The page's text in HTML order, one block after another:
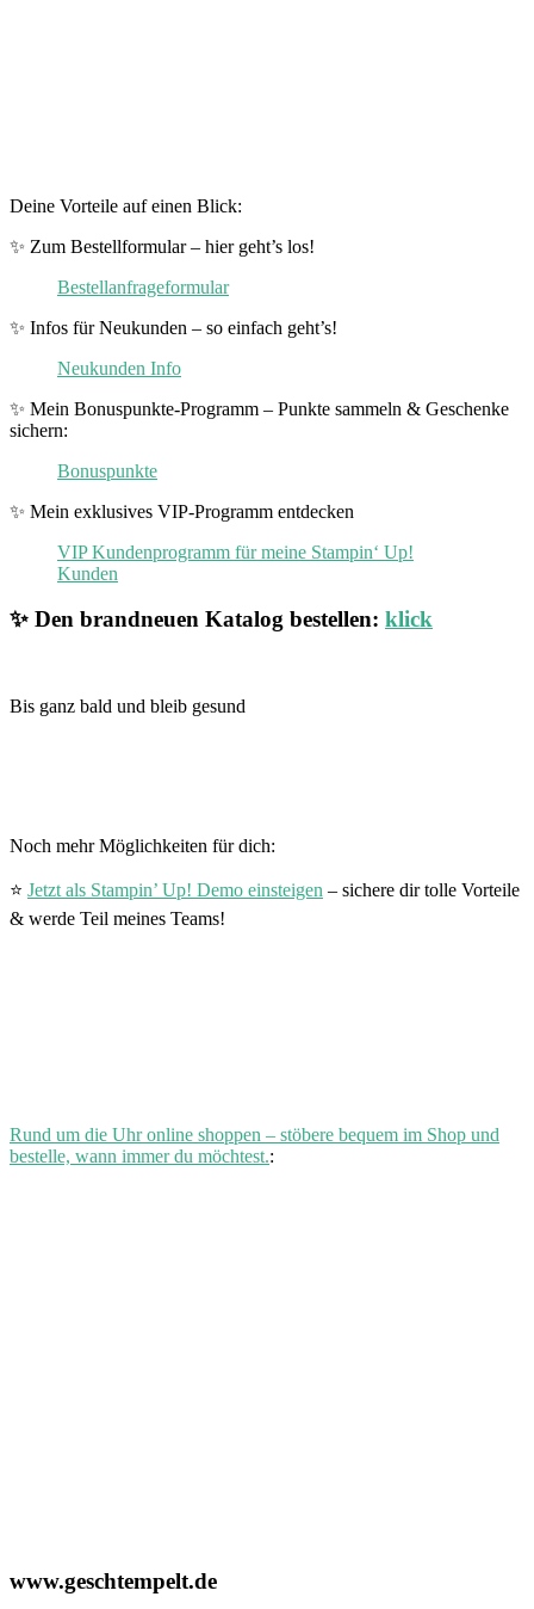
Deine Vorteile auf einen Blick:
✨ Zum Bestellformular – hier geht’s los!
Bestellanfrageformular
✨ Infos für Neukunden – so einfach geht’s!
Neukunden Info
✨ Mein Bonuspunkte-Programm – Punkte sammeln & Geschenke
sichern:
Bonuspunkte
✨ Mein exklusives VIP-Programm entdecken
VIP Kundenprogramm für meine Stampin‘ Up!
Kunden
✨ Den brandneuen Katalog bestellen: klick
Bis ganz bald und bleib gesund
Noch mehr Möglichkeiten für dich:
⭐ Jetzt als Stampin’ Up! Demo einsteigen – sichere dir tolle Vorteile
& werde Teil meines Teams!
Rund um die Uhr online shoppen – stöbere bequem im Shop und
bestelle, wann immer du möchtest.:
www.geschtempelt.de